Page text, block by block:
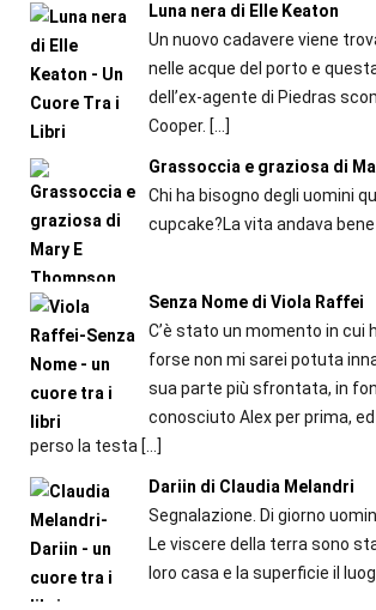
Luna nera di Elle Keaton
Un nuovo cadavere viene
nelle acque del porto e
dell’ex-agente di Piedras
Cooper. […]
Grassoccia e graziosa di
Chi ha bisogno degli uomini
cupcake?La vita andava bene
Senza Nome di Viola Raffei
C’è stato un momento in cui
forse non mi sarei potuta
sua parte più sfrontata, in
conosciuto Alex per prima,
perso la testa […]
Dariin di Claudia Melandri
Segnalazione. Di giorno
Le viscere della terra sono
loro casa e la superficie il